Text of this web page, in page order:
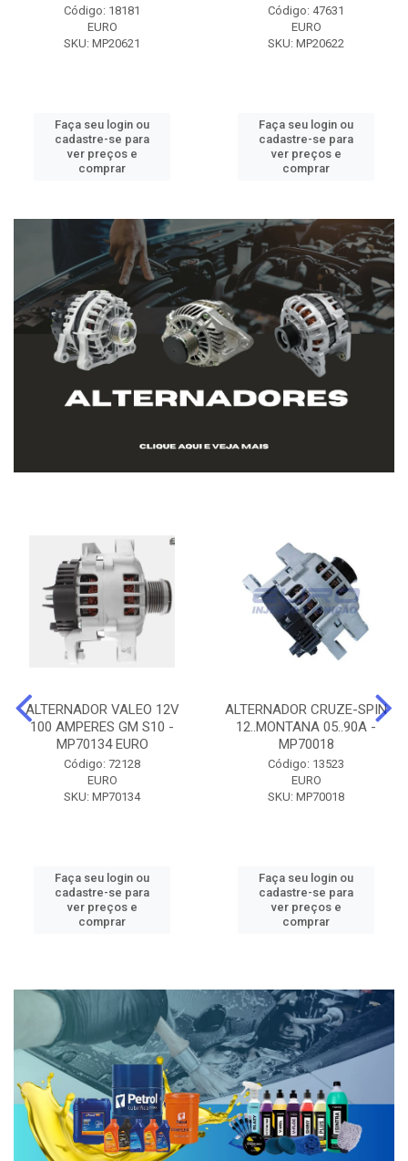
Código: 18181
EURO
SKU: MP20621
Faça seu login ou
cadastre-se para
ver preços e
comprar
Código: 47631
EURO
SKU: MP20622
Faça seu login ou
cadastre-se para
ver preços e
comprar
ALTERNADOR VALEO 12V
100 AMPERES GM S10 -
MP70134 EURO
Código: 72128
EURO
SKU: MP70134
Faça seu login ou
cadastre-se para
ver preços e
comprar
ALTERNADOR CRUZE-SPIN
12..MONTANA 05..90A -
MP70018
Código: 13523
EURO
SKU: MP70018
Faça seu login ou
cadastre-se para
ver preços e
comprar